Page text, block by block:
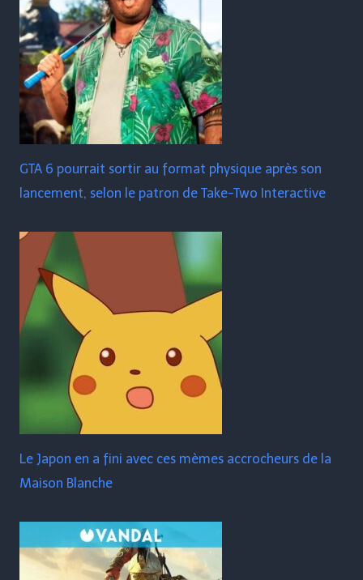
GTA 6 pourrait sortir au format physique après son
lancement, selon le patron de Take-Two Interactive
Le Japon en a fini avec ces mèmes accrocheurs de la
Maison Blanche